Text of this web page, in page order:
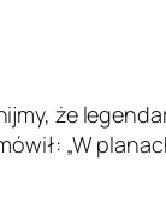
że
„W